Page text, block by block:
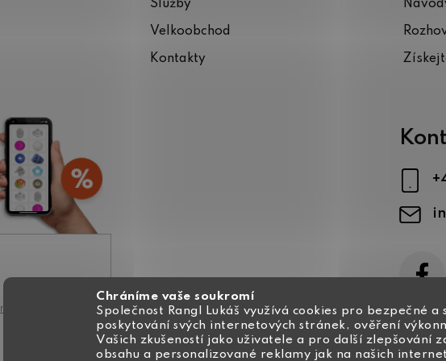
Chráníme vaše soukromí
Společnost Rangl Lukáš využívá cookies pro bezpečné a
poskytování svých internetových stránek, ověření
Vašich zkušeností jako uživatele a pro další zlepšování
obsahu a personalizované reklamy jak na našich
Služby
Velkoobchod
Kontakty
osobních údajů